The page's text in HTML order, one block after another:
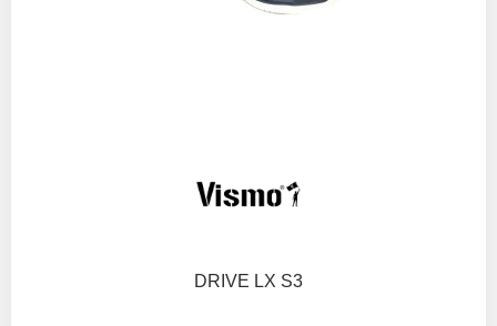
DRIVE LX S3